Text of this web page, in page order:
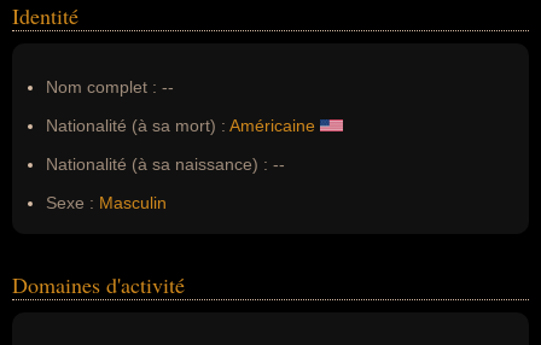
Identité
Nom complet : --
Nationalité (à sa mort) : Américaine
Nationalité (à sa naissance) : --
Sexe : Masculin
Domaines d'activité